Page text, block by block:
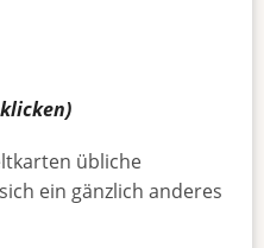
übliche
ein gänzlich anderes